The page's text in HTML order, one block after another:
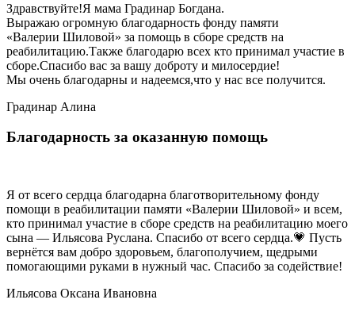
Здравствуйте!Я мама Градинар Богдана.
Выражаю огромную благодарность фонду памяти
«Валерии Шиловой» за помощь в сборе средств на
реабилитацию.Также благодарю всех кто принимал участие в
сборе.Спасибо вас за вашу доброту и милосердие!
Мы очень благодарны и надеемся,что у нас все получится.
Градинар Алина
Благодарность за оказанную помощь
Я от всего сердца благодарна благотворительному фонду
помощи в реабилитации памяти «Валерии Шиловой» и всем,
кто принимал участие в сборе средств на реабилитацию моего
сына — Ильясова Руслана. Спасибо от всего сердца.💗 Пусть
вернётся вам добро здоровьем, благополучием, щедрыми
помогающими руками в нужный час. Спасибо за содействие!
Ильясова Оксана Ивановна